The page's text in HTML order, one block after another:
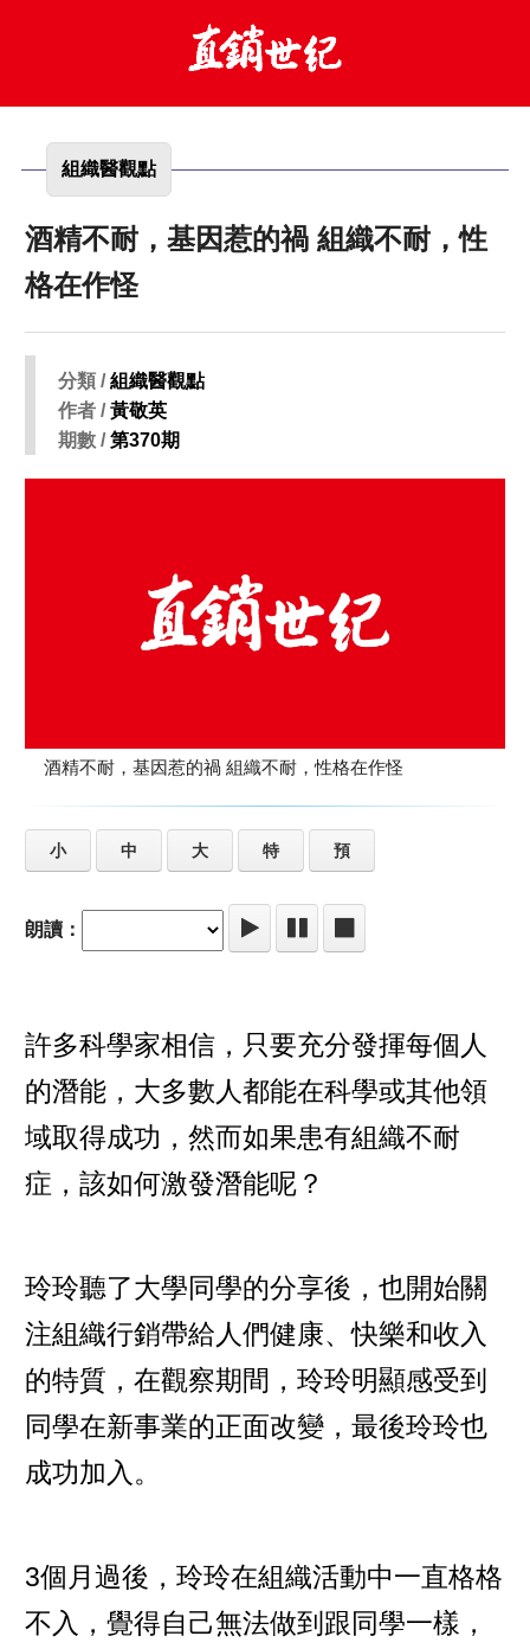
組織醫觀點
酒精不耐，基因惹的禍 組織不耐，性
格在作怪
分類 /組織醫觀點
作者 /黃敬英
期數 /第370期
酒精不耐，基因惹的禍 組織不耐，性格在作怪
小 中 大 特 預
朗讀：
許多科學家相信，只要充分發揮每個人
的潛能，大多數人都能在科學或其他領
域取得成功，然而如果患有組織不耐
症，該如何激發潛能呢？
玲玲聽了大學同學的分享後，也開始關
注組織行銷帶給人們健康、快樂和收入
的特質，在觀察期間，玲玲明顯感受到
同學在新事業的正面改變，最後玲玲也
成功加入。
3個月過後，玲玲在組織活動中一直格格
不入，覺得自己無法做到跟同學一樣，